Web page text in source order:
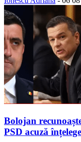
Bolojan
PSD acuză